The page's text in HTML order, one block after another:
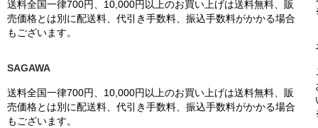
送料全国一律700円、10,000円以上のお買い上げは送料無料、販
売価格とは別に配送料、代引き手数料、振込手数料がかかる場合
もございます。
SAGAWA
送料全国一律700円、10,000円以上のお買い上げは送料無料、販
売価格とは別に配送料、代引き手数料、振込手数料がかかる場合
もございます。